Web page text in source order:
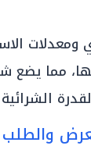
ومعدلات
مما